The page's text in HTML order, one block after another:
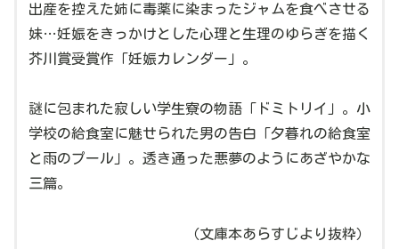
出産を控えた姉に毒薬に染まったジャムを食べさせる
妹…妊娠をきっかけとした心理と生理のゆらぎを描く
芥川賞受賞作「妊娠カレンダー」。
謎に包まれた寂しい学生寮の物語「ドミトリイ」。小
学校の給食室に魅せられた男の告白「夕暮れの給食室
と雨のプール」。透き通った悪夢のようにあざやかな
三篇。
（文庫本あらすじより抜粋）